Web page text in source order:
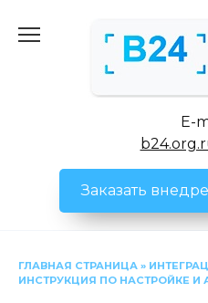
E-
Заказать
ГЛАВНАЯ СТРАНИЦА »
ИНСТРУКЦИЯ ПО НАСТРОЙКЕ И